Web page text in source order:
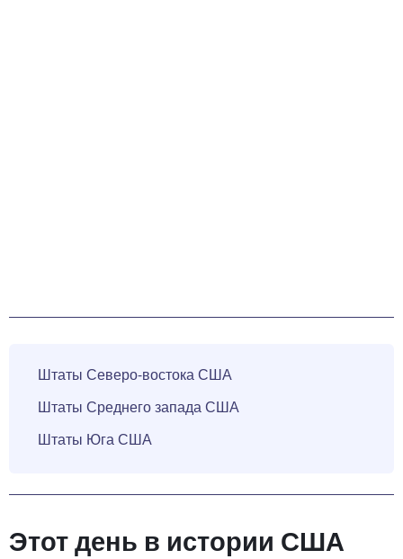
Штаты Северо-востока США
Штаты Среднего запада США
Штаты Юга США
Этот день в истории США